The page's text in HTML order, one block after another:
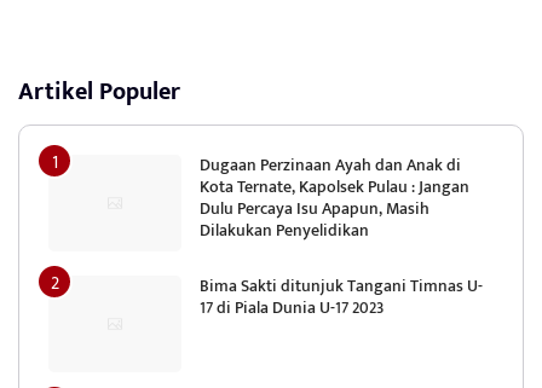
Artikel Populer
Dugaan Perzinaan Ayah dan Anak di
Kota Ternate, Kapolsek Pulau : Jangan
Dulu Percaya Isu Apapun, Masih
Dilakukan Penyelidikan
Bima Sakti ditunjuk Tangani Timnas U-
17 di Piala Dunia U-17 2023